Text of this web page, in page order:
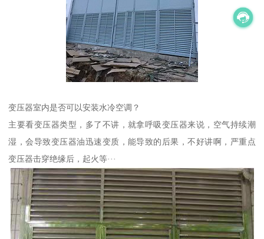
变压器室内是否可以安装水冷空调？
主要看变压器类型，多了不讲，就拿呼吸变压器来说，空气持续潮
湿，会导致变压器油迅速变质，能导致的后果，不好讲啊，严重点
变压器击穿绝缘后，起火等···